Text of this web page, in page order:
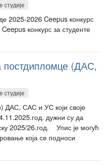
студије
2025-2026 Ceepus конкурс
конкурс за студенте
(ДАС,
студије
ДАС, САС и УС који своје
дужни су да
2025/26.год. Упис је могућ
која се подноси